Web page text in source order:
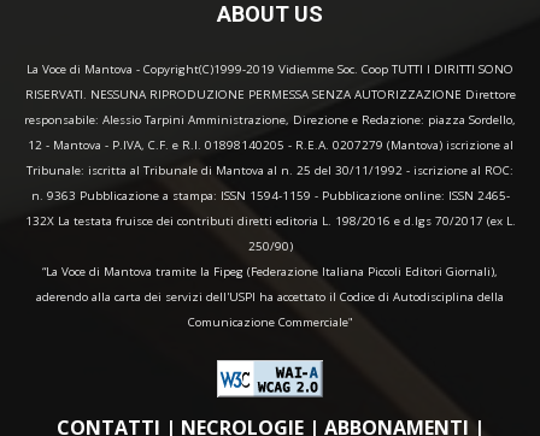
ABOUT US
La Voce di Mantova - Copyright(C)1999-2019 Vidiemme Soc. Coop TUTTI I DIRITTI SONO
RISERVATI. NESSUNA RIPRODUZIONE PERMESSA SENZA AUTORIZZAZIONE Direttore
responsabile: Alessio Tarpini Amministrazione, Direzione e Redazione: piazza Sordello,
12 - Mantova - P.IVA, C.F. e R.I. 01898140205 - R.E.A. 0207279 (Mantova) iscrizione al
Tribunale: iscritta al Tribunale di Mantova al n. 25 del 30/11/1992 - iscrizione al ROC:
n. 9363 Pubblicazione a stampa: ISSN 1594-1159 - Pubblicazione online: ISSN 2465-
132X La testata fruisce dei contributi diretti editoria L. 198/2016 e d.lgs 70/2017 (ex L.
250/90)
“La Voce di Mantova tramite la Fipeg (Federazione Italiana Piccoli Editori Giornali),
aderendo alla carta dei servizi dell'USPI ha accettato il Codice di Autodisciplina della
Comunicazione Commerciale"
CONTATTI | NECROLOGIE| ABBONAMENTI |